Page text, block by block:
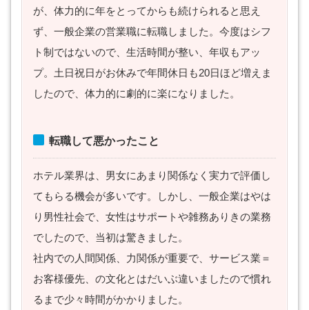
が、体力的に年をとってからも続けられると思え
ず、一般企業の営業職に転職しました。今度はシフ
ト制ではないので、生活時間が整い、年収もアッ
プ。土日祝日がお休みで年間休日も20日ほど増えま
したので、体力的に劇的に楽になりました。
転職して悪かったこと
ホテル業界は、男女にあまり関係なく実力で評価し
てもらる機会が多いです。しかし、一般企業はやは
り男性社会で、女性はサポートや雑務ありきの業務
でしたので、当初は驚きました。
社内での人間関係、力関係が重要で、サービス業＝
お客様優先、の文化とはだいぶ違いましたので慣れ
るまで少々時間がかかりました。